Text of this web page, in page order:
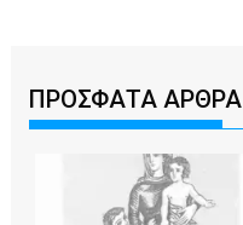
ΠΡΟΣΦΑΤΑ ΑΡΘΡΑ